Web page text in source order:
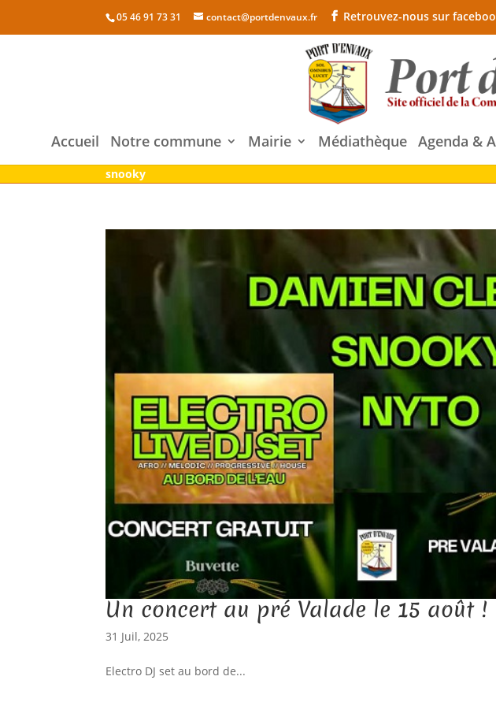
05 46 91 73 31 contact@portdenvaux.fr Retrouvez-nous sur
Accueil Notre commune Mairie Médiathèque Agenda &
snooky
Un concert au pré Valade le 15 août !
31 Juil, 2025
Electro DJ set au bord de...